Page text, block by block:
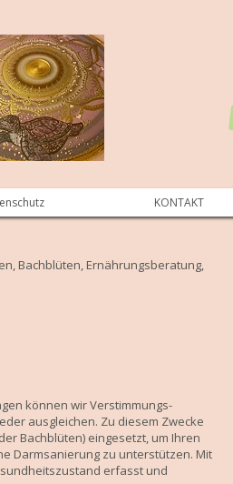
KONTAKT
Bachblüten, Ernährungsberatung,
können wir Verstimmungs-
ausgleichen. Zu diesem Zwecke
Bachblüten) eingesetzt, um Ihren
Darmsanierung zu unterstützen. Mit
erfasst und